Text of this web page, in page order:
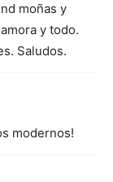
moñas y
y todo.
Saludos.
modernos!